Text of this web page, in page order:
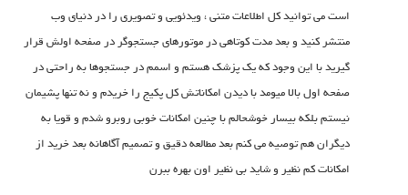
است می توانید کل اطلاعات متنی ، ویدئویی و تصویری را در دنیای وب
منتشر کنید و بعد مدت کوتاهی در موتورهای جستجوگر در صفحه اولش قرار
گیرید با این وجود که یک پزشک هستم و اسمم در جستجوها به راحتی در
صفحه اول بالا میومد با دیدن امکاناتش کل پکیج را خریدم و نه تنها پشیمان
نیستم بلکه بیسار خوشحالم با چنین امکانات خوبی روبرو شدم و قویا به
دیگران هم توصیه می کنم بعد مطالعه دقیق و تصمیم آگاهانه بعد خرید از
امکانات کم نظیر و شاید بی نظیر اون بهره ببرن